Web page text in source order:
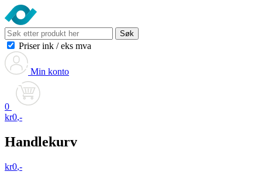
Søk
Priser ink / eks mva
Min konto
0
kr0,-
Handlekurv
kr0,-